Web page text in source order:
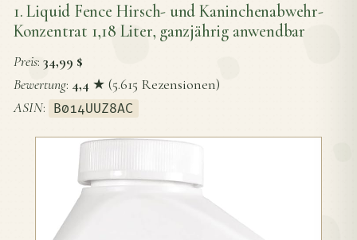
1. Liquid Fence Hirsch- und Kaninchenabwehr-
Konzentrat 1,18 Liter, ganzjährig anwendbar
Preis: 34,99 $
Bewertung: 4,4 ★ (5.615 Rezensionen)
ASIN: B014UUZ8AC